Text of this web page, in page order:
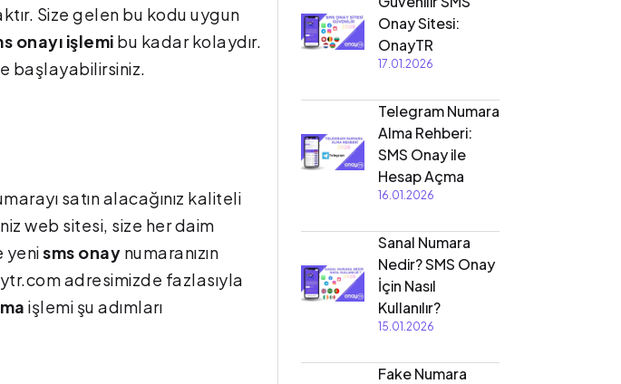
Size gelen bu kodu uygun
onayı işlemi bu kadar kolaydır.
başlayabilirsiniz.
satın alacağınız kaliteli
web sitesi, size her daim
yenisms onay numaranızın
adresimizde fazlasıyla
işlemi şu adımları
Onay Sitesi:
OnayTR
17.01.2026
Telegram Numara
Alma Rehberi:
SMS Onay ile
Hesap Açma
16.01.2026
Sanal Numara
Nedir? SMS Onay
İçin Nasıl
Kullanılır?
15.01.2026
Fake Numara